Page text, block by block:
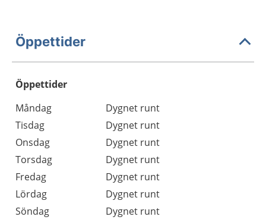
Öppettider
Öppettider
Dag
Öppettider
Kommentarer
Måndag
Dygnet runt
Tisdag
Dygnet runt
Onsdag
Dygnet runt
Torsdag
Dygnet runt
Fredag
Dygnet runt
Lördag
Dygnet runt
Söndag
Dygnet runt